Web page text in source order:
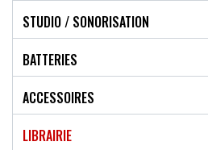
STUDIO / SONORISATION
BATTERIES
ACCESSOIRES
LIBRAIRIE